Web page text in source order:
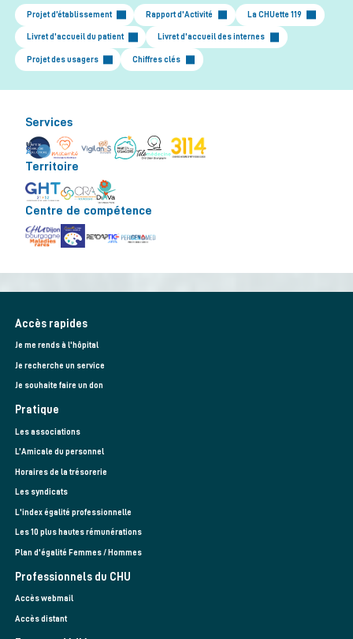
Projet d’établissement Rapport d'Activité La CHUette 119
Livret d'accueil du patient Livret d'accueil des internes
Projet des usagers Chiffres clés
Services
Territoire
Centre de compétence
Accès rapides
Je me rends à l'hôpital
Je recherche un service
Je souhaite faire un don
Pratique
Les associations
L’Amicale du personnel
Horaires de la trésorerie
Les syndicats
L'index égalité professionnelle
Les 10 plus hautes rémunérations
Plan d'égalité Femmes / Hommes
Professionnels du CHU
Accès webmail
Accès distant